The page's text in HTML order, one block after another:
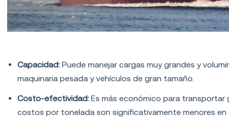
Capacidad: Puede manejar cargas muy grandes y
maquinaria pesada y vehículos de gran tamaño.
Costo-efectividad: Es más económico para transportar
costos por tonelada son significativamente menores